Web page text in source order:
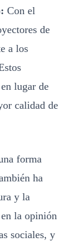
Con el
de
a los
lugar de
calidad de
forma
ha
y la
la opinión
sociales, y